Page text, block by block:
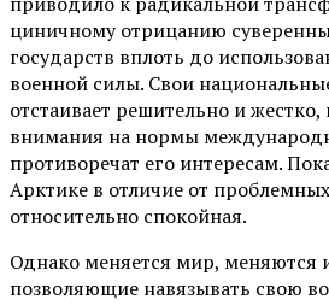
циничному отрицанию
государств вплоть до
военной силы. Свои
отстаивает решительно и
внимания на нормы
противоречат его интересам.
Арктике в отличие от
относительно спокойная.
Однако меняется мир, меняются
позволяющие навязывать свою